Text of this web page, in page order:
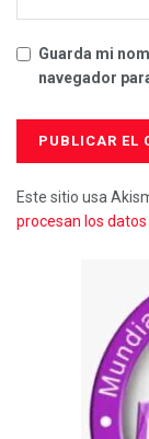
Guarda mi
navegador
Este sitio usa
procesan los